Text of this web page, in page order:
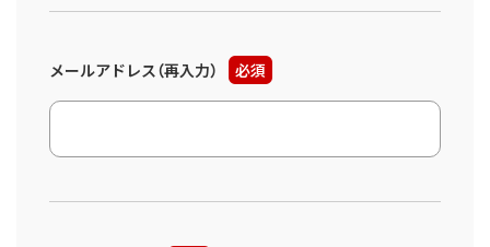
メールアドレス（再入力） 必須